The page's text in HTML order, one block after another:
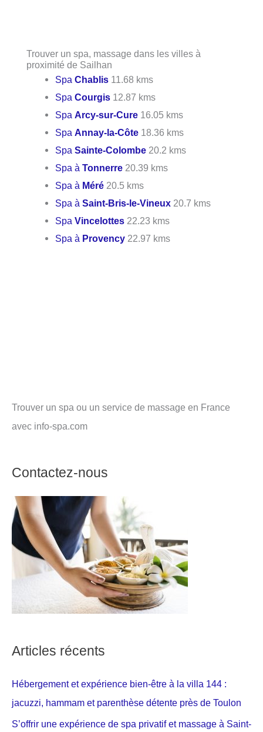
Trouver un spa, massage dans les villes à
proximité de Sailhan
SpaChablis 11.68 kms
SpaCourgis 12.87 kms
SpaArcy-sur-Cure 16.05 kms
SpaAnnay-la-Côte 18.36 kms
SpaSainte-Colombe 20.2 kms
Spa àTonnerre 20.39 kms
Spa à Méré 20.5 kms
Spa àSaint-Bris-le-Vineux 20.7 kms
SpaVincelottes 22.23 kms
Spa à Provency 22.97 kms
Trouver un spa ou un service de massage en France
avec info-spa.com
Contactez-nous
Articles récents
Hébergement et expérience bien-être à la villa 144 :
jacuzzi, hammam et parenthèse détente près de Toulon
S’offrir une expérience de spa privatif et massage à Saint-